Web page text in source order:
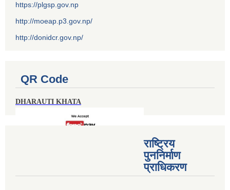
https://plgsp.gov.np
http://moeap.p3.gov.np/
http://donidcr.gov.np/
QR Code
DHARAUTI KHATA
राष्ट्रिय
पुननिर्माण
प्राधिकरण